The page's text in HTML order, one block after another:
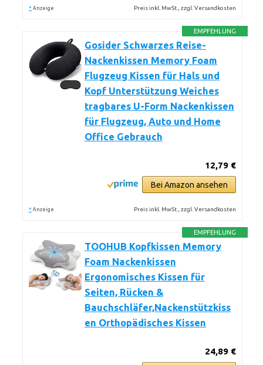
* Anzeige Preis inkl. MwSt., zzgl. Versandkosten
EMPFEHLUNG
Gosider Schwarzes Reise-
Nackenkissen Memory Foam
Flugzeug Kissen für Hals und
Kopf Unterstützung Weiches
tragbares U-Form Nackenkissen
für Flugzeug, Auto und Home
Office Gebrauch
12,79 €
Bei Amazon ansehen
* Anzeige Preis inkl. MwSt., zzgl. Versandkosten
EMPFEHLUNG
TOOHUB Kopfkissen Memory
Foam Nackenkissen
Ergonomisches Kissen für
Seiten, Rücken &
Bauchschläfer,Nackenstützkiss
en Orthopädisches Kissen
24,89 €